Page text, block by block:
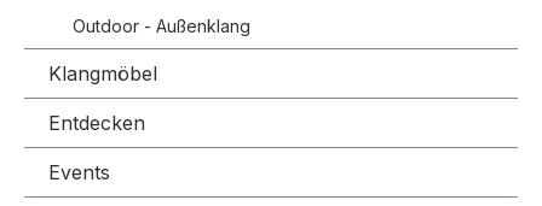
Outdoor - Außenklang
Klangmöbel
Entdecken
Events